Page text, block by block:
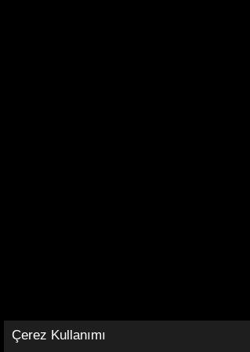
Çerez Kullanımı